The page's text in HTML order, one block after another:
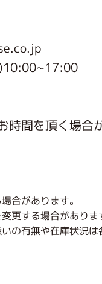
時間を頂く場合
合があります。
更する場合がありま
の有無や在庫状況は